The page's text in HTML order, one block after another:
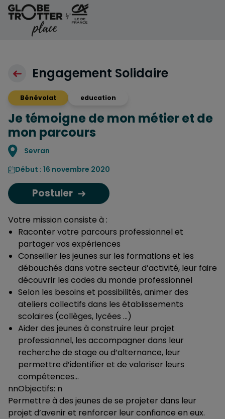
Aller au contenu
Engagement Solidaire
Bénévolat education
Je témoigne de mon métier et de
mon parcours
Localisation
Sevran
Début : 16 novembre 2020
Postuler
Votre mission consiste à :
Raconter votre parcours professionnel et
partager vos expériences
Conseiller les jeunes sur les formations et les
débouchés dans votre secteur d’activité, leur faire
découvrir les codes du monde professionnel
Selon les besoins et possibilités, animer des
ateliers collectifs dans les établissements
scolaires (collèges, lycées …)
Aider des jeunes à construire leur projet
professionnel, les accompagner dans leur
recherche de stage ou d’alternance, leur
permettre d’identifier et de valoriser leurs
compétences…
nnObjectifs: n
Permettre à des jeunes de se projeter dans leur
projet d’avenir et renforcer leur confiance en eux.